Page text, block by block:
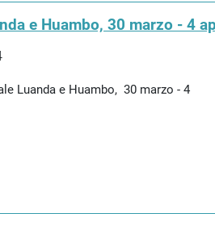
e Huambo, 30 marzo - 4
Luanda e Huambo, 30 marzo - 4